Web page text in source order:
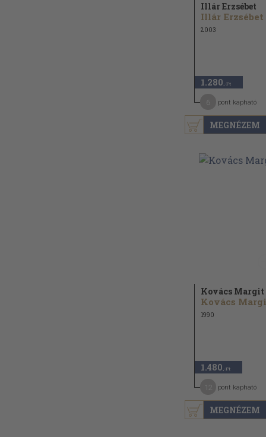
MEGNÉZEM
Illár Erzsébet
Illár Erzsébet
2003
1.280 ,-Ft
pont kapható
MEGNÉZEM
Kovács Margit
Kovács
1990
1.480 ,-Ft
pont kapható